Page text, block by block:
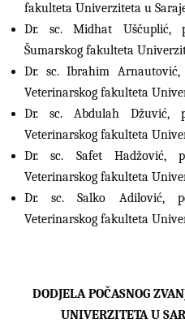
fakulteta Univerziteta u
Dr. sc. Midhat Uščuplić,
Šumarskog fakulteta
Dr. sc. Ibrahim
Veterinarskog fakulteta
Dr. sc. Abdulah Džuvić,
Veterinarskog fakulteta
Dr. sc. Safet Hadžović,
Veterinarskog fakulteta
Dr. sc. Salko Adilović,
Veterinarskog fakulteta
DODJELA POČASNOG
UNIVERZITETA U